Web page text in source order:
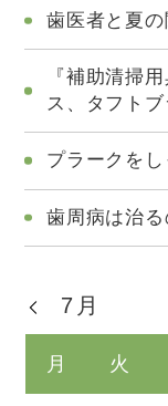
歯医者と夏の
『補助清掃
ス、タフト
プラークをし
歯周病は治
月 火
7月